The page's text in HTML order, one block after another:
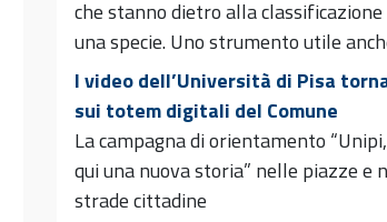
che stanno dietro alla classificazione
una specie. Uno strumento utile
I video dell’Università di Pisa
sui totem digitali del Comune
La campagna di orientamento
qui una nuova storia” nelle piazze e
strade cittadine